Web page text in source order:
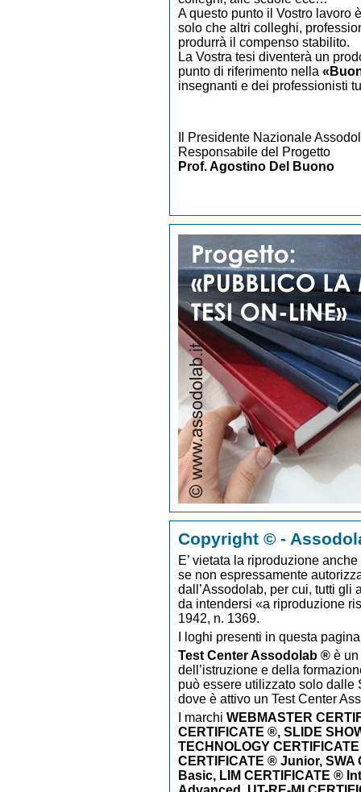
A questo punto il Vostro lavoro
solo che altri colleghi,
produrrà il compenso stabilito.
La Vostra tesi diventerà un
punto di riferimento nella
insegnanti e dei professionisti
Il Presidente Nazionale
Responsabile del Progetto
Prof. Agostino Del Buono
Copyright © -
E’ vietata la riproduzione
se non espressamente
dall’Assodolab, per cui, tutti gli
da intendersi «a riproduzione
1942, n. 1369.
I loghi presenti in questa
Test Center Assodolab ® è
dell’istruzione e della
può essere utilizzato solo dalle
dove è attivo un Test Center
I marchi WEBMASTER
CERTIFICATE ®, SLIDE
TECHNOLOGY
CERTIFICATE ® Junior, SWA
Basic, LIM CERTIFICATE ®